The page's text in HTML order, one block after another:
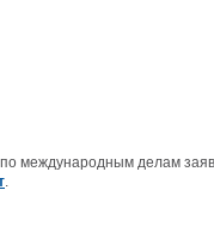
международным делам
.